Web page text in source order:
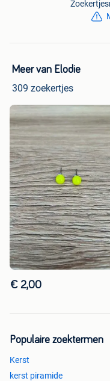
Meer van Elodie
309 zoekertjes
€ 2,00
Populaire zoektermen
Kerst
kerst piramide